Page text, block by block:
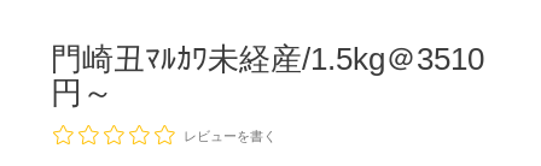
門崎丑ﾏﾙｶﾜ未経産/1.5kg＠3510
円～
レビューを書く